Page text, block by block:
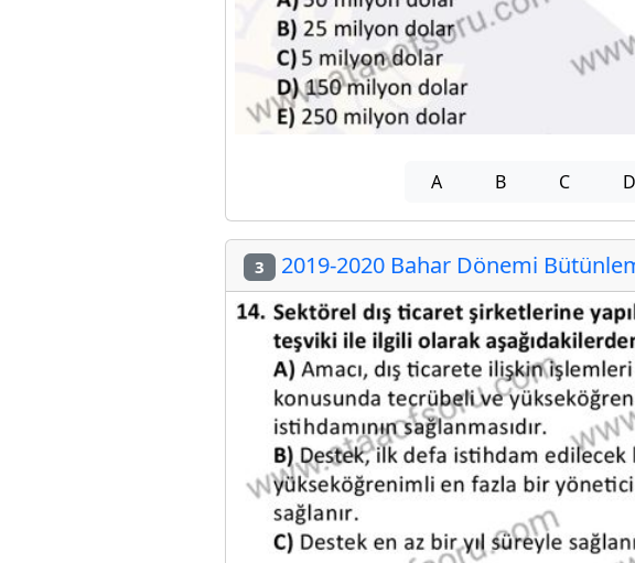
A B C D
3 2019-2020 Bahar Dönemi